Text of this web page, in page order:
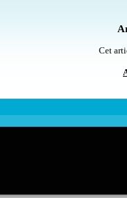
Cet